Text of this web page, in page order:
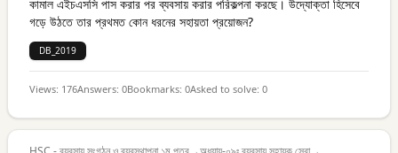
কামাল এইচএসসি পাস করার পর ব্যবসায় করার পরিকল্পনা করছে। উদ্যোক্তা হিসেবে
গড়ে উঠতে তার প্রথমত কোন ধরনের সহায়তা প্রয়োজন?
DB_2019
Views: 176Answers: 0Bookmarks: 0Asked to solve: 0